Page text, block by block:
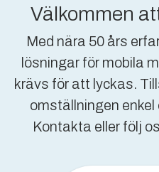
Välkommen
Med nära 50 års
lösningar för mobila
krävs för att lyckas.
omställningen
Kontakta eller följ